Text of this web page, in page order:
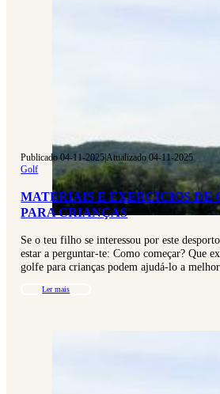
Publicado 04-11-2025|Atualizado 04-11-2025
Golf
MATERIAIS E EXERCÍCIOS DE
PARA CRIANÇAS
Se o teu filho se interessou por este
estar a perguntar-te: Como começar? Que
golfe para crianças podem ajudá-lo a
Ler mais